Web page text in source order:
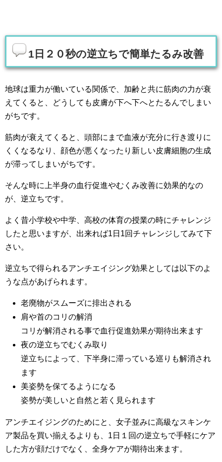
1日２０秒の逆立ちで簡単たるみ改善
地球は重力が働いている関係で、加齢と共に筋肉の力が衰
えてくると、どうしても皮膚が下へ下へとたるんでしまい
がちです。
筋肉が衰えてくると、頭部にまで血液が充分に行き渡りに
くくなるなり、顔色が悪くなったり新しい皮膚細胞の生成
が滞ってしまいがちです。
そんな時に上半身の血行促進やむくみ改善に効果的なの
が、逆立ちです。
よく昔小学校や中学、高校の体育の授業の時にチャレンジ
したと思いますが、出来れば1日1回チャレンジしてみて下
さい。
逆立ちで得られるアンチエイジング効果としては以下のよ
うな点があげられます。
老廃物がスムーズに排出される
肩や首のコリの解消
コリが解消される事で血行促進効果が期待出来ます
夜の逆立ちでむくみ取り
逆立ちによって、下半身に滞っている巡りも解消され
ます
美姿勢を保てるようになる
姿勢が美しいと自然と若く見られます
アンチエイジングのためにと、女子並みに高級なスキンケ
ア製品を買い揃えるよりも、1日１回の逆立ちで手軽にケア
した方が顔だけでなく、全身ケアが期待出来ます。